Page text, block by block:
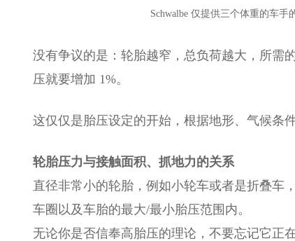
Schwalbe 仅提供三个体重的车手
没有争议的是：轮胎越窄，总负荷越大，所需
压就要增加 1%。
这仅仅是胎压设定的开始，根据地形、气候条
轮胎压力与接触面积、抓地力的关系
直径非常小的轮胎，例如小轮车或者是折叠车
车圈以及车胎的最大/最小胎压范围内。
无论你是否信奉高胎压的理论，不要忘记它正